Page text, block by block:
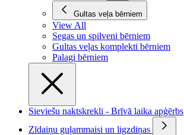
Gultas veļa bērniem
View All
Segas un spilveni bērniem
Gultas veļas komplekti bērniem
Palagi bērniem
Sieviešu naktskrekli - Brīvā laika apģērbs
Zīdaiņu guļammaisi un ligzdiņas